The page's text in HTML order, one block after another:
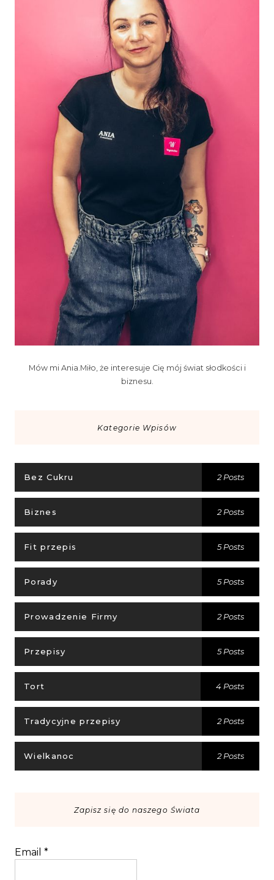
Mów mi Ania.Miło, że interesuje Cię mój świat słodkości i
biznesu.
Kategorie Wpisów
Bez Cukru 2 Posts
Biznes 2 Posts
Fit przepis 5 Posts
Porady 5 Posts
Prowadzenie Firmy 2 Posts
Przepisy 5 Posts
Tort 4 Posts
Tradycyjne przepisy 2 Posts
Wielkanoc 2 Posts
Zapisz się do naszego Świata
Email *